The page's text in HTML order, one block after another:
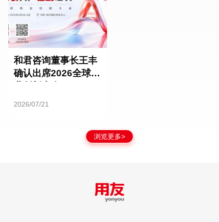
和君咨询董事长王丰
确认出席2026全球商
2026/07/21
浏览更多>